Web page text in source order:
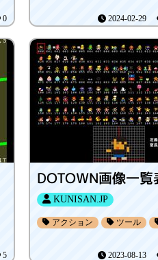
0 2024-02-29
5
KUNISAN.JP
アクション ツール
2023-08-13